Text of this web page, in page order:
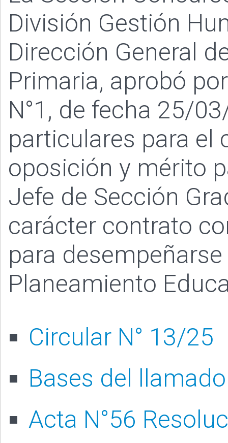
División Gestión
Dirección General
Primaria, aprobó
N°1, de fecha 25/
particulares para el
oposición y mérito
Jefe de Sección
carácter contrato
para
Planeamiento
Circular N° 13/25
Bases del llamado
Acta N°56